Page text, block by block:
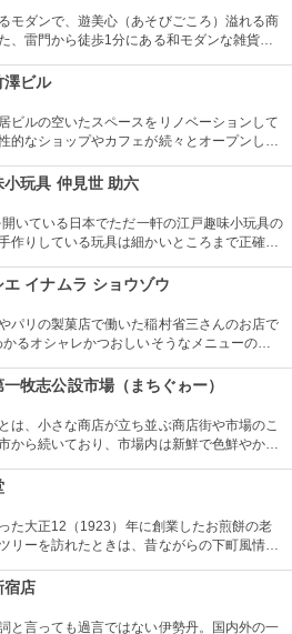
モダンで、遊美心（あそびごころ）溢れる商
、雷門から徒歩1分にある和モダンな雑貨
貨を探すのが楽しくなりそう。
澤ビル
ビルの空いたスペースをリノベーションして
的なショップやカフェが続々とオープンした
トビルとなっている。
小玩具 仲見世 助六
いている日本でただ一軒の江戸趣味小玩具の
作りしている玩具は細かいところまで正確に
エ イナムラ ショウゾウ
パリの製菓店で働いた稲村省三さんのお店で
るオシャレかつおしいそうなメニューの
牧志公設市場（まちぐゎー）
は、小さな商店が立ち並ぶ商店街や市場のこ
から続いており、市場内は新鮮で色鮮やかな
ずらりと売られていてみているだけでも楽し
買うのにも好都合。2階には食堂があり、市
調理してくれる。
た大正12（1923）年に創業したお煎餅の老
リーを訪れたときは、昔ながらの下町風情と
イスクリームをはさんだ「ぬれソフト」も人
宿店
と言っても過言ではない伊勢丹。国内外の一